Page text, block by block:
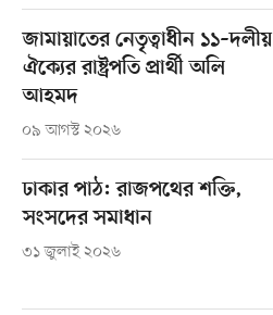
জামায়াতের নেতৃত্বাধীন ১১–দলীয়
ঐক্যের রাষ্ট্রপতি প্রার্থী অলি
আহমদ
০৯ আগস্ট ২০২৬
ঢাকার পাঠ: রাজপথের শক্তি,
সংসদের সমাধান
৩১ জুলাই ২০২৬